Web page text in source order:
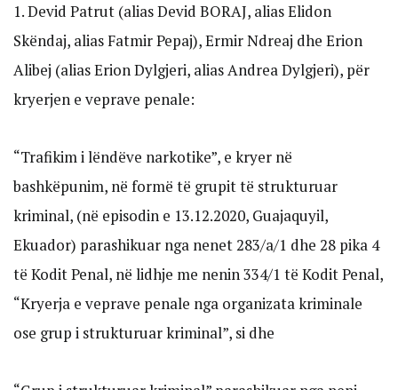
1. Devid Patrut (alias Devid BORAJ, alias Elidon
Skëndaj, alias Fatmir Pepaj), Ermir Ndreaj dhe Erion
Alibej (alias Erion Dylgjeri, alias Andrea Dylgjeri), për
kryerjen e veprave penale:
“Trafikim i lëndëve narkotike”, e kryer në
bashkëpunim, në formë të grupit të strukturuar
kriminal, (në episodin e 13.12.2020, Guajaquyil,
Ekuador) parashikuar nga nenet 283/a/1 dhe 28 pika 4
të Kodit Penal, në lidhje me nenin 334/1 të Kodit Penal,
“Kryerja e veprave penale nga organizata kriminale
ose grup i strukturuar kriminal”, si dhe